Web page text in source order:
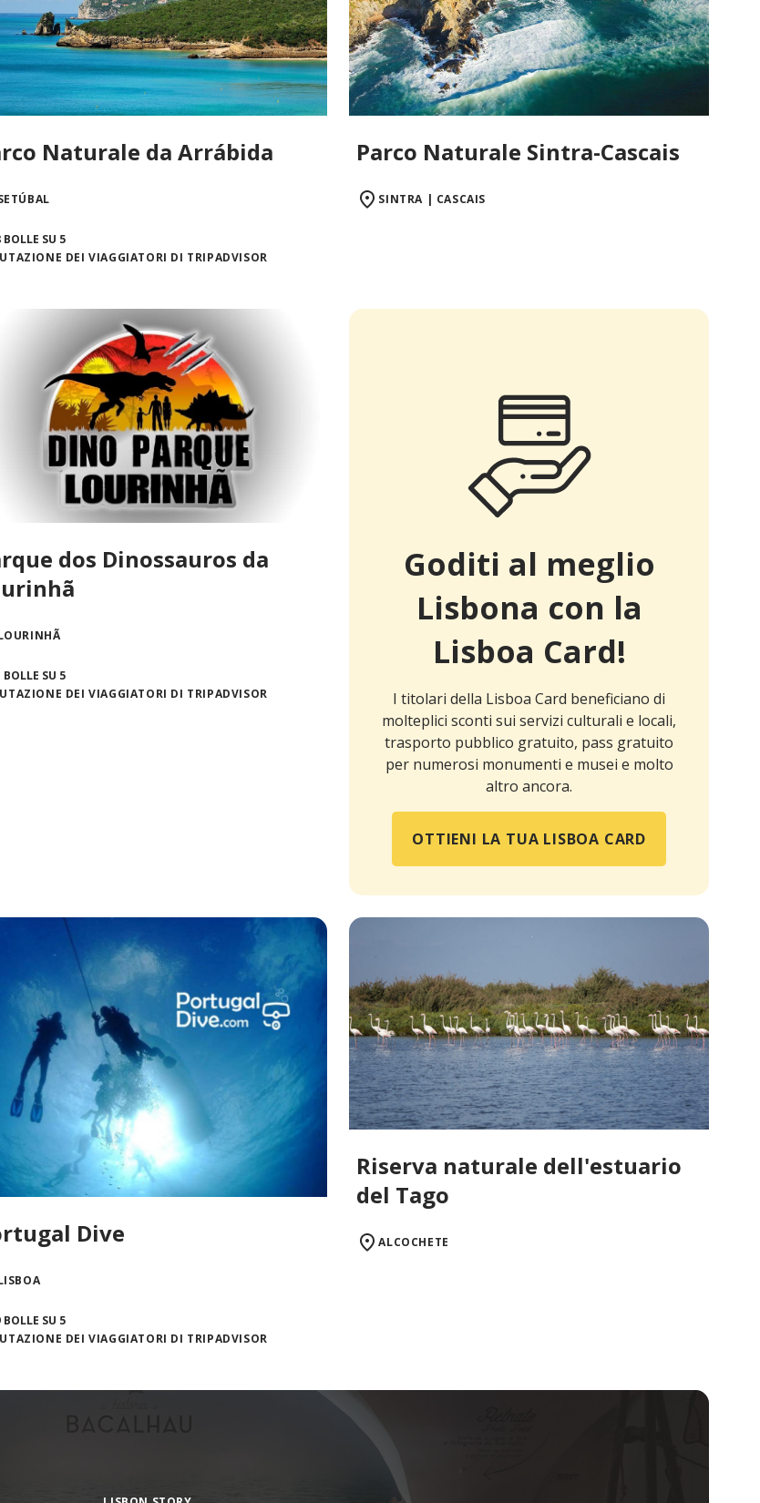
Naturale da Arrábida
DEI VIAGGIATORI DI TRIPADVISOR
Parco Naturale Sintra-Cascais
SINTRA | CASCAIS
dos Dinossauros da
DEI VIAGGIATORI DI TRIPADVISOR
Goditi al meglio
Lisbona con la
Lisboa Card!
I titolari della Lisboa Card beneficiano di
molteplici sconti sui servizi culturali e locali,
trasporto pubblico gratuito, pass gratuito
per numerosi monumenti e musei e molto
altro ancora.
OTTIENI LA TUA LISBOA CARD
Dive
DEI VIAGGIATORI DI TRIPADVISOR
Riserva naturale dell'estuario
del Tago
ALCOCHETE